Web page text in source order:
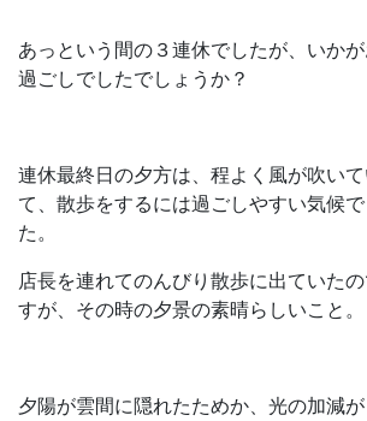
あっという間の３連休でしたが、いか
過ごしでしたでしょうか？
連休最終日の夕方は、程よく風が吹い
て、散歩をするには過ごしやすい気候で
た。
店長を連れてのんびり散歩に出ていた
すが、その時の夕景の素晴らしいこと。
夕陽が雲間に隠れたためか、光の加減が